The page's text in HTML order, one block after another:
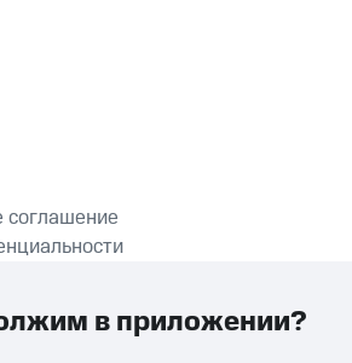
ПРИЛОЖЕНИЕ
соглашение